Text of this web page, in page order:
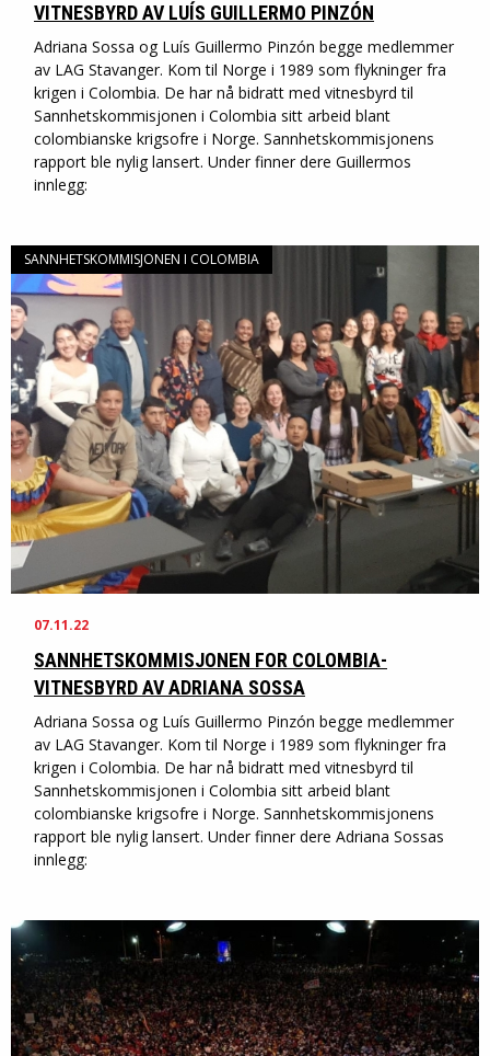
VITNESBYRD AV LUÍS GUILLERMO PINZÓN
Adriana Sossa og Luís Guillermo Pinzón begge medlemmer
av LAG Stavanger. Kom til Norge i 1989 som flykninger fra
krigen i Colombia. De har nå bidratt med vitnesbyrd til
Sannhetskommisjonen i Colombia sitt arbeid blant
colombianske krigsofre i Norge. Sannhetskommisjonens
rapport ble nylig lansert. Under finner dere Guillermos
innlegg:
SANNHETSKOMMISJONEN I COLOMBIA
07.11.22
SANNHETSKOMMISJONEN FOR COLOMBIA-
VITNESBYRD AV ADRIANA SOSSA
Adriana Sossa og Luís Guillermo Pinzón begge medlemmer
av LAG Stavanger. Kom til Norge i 1989 som flykninger fra
krigen i Colombia. De har nå bidratt med vitnesbyrd til
Sannhetskommisjonen i Colombia sitt arbeid blant
colombianske krigsofre i Norge. Sannhetskommisjonens
rapport ble nylig lansert. Under finner dere Adriana Sossas
innlegg: